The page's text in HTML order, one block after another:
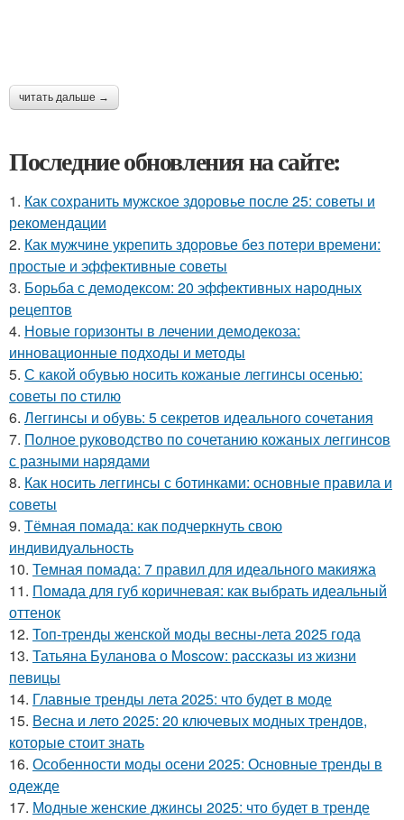
читать дальше →
Последние обновления на сайте:
1. Как сохранить мужское здоровье после 25: советы и
рекомендации
2. Как мужчине укрепить здоровье без потери времени:
простые и эффективные советы
3. Борьба с демодексом: 20 эффективных народных
рецептов
4. Новые горизонты в лечении демодекоза:
инновационные подходы и методы
5. С какой обувью носить кожаные леггинсы осенью:
советы по стилю
6. Леггинсы и обувь: 5 секретов идеального сочетания
7. Полное руководство по сочетанию кожаных леггинсов
с разными нарядами
8. Как носить леггинсы с ботинками: основные правила и
советы
9. Тёмная помада: как подчеркнуть свою
индивидуальность
10. Темная помада: 7 правил для идеального макияжа
11. Помада для губ коричневая: как выбрать идеальный
оттенок
12. Топ-тренды женской моды весны-лета 2025 года
13. Татьяна Буланова о Moscow: рассказы из жизни
певицы
14. Главные тренды лета 2025: что будет в моде
15. Весна и лето 2025: 20 ключевых модных трендов,
которые стоит знать
16. Особенности моды осени 2025: Основные тренды в
одежде
17. Модные женские джинсы 2025: что будет в тренде